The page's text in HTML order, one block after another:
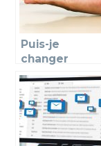
Puis-je
changer
d’assurance
quand je veux
?